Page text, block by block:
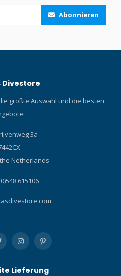
Abonnieren
Divestore
größte Auswahl und die besten
3a
Netherlands
615106
Lieferung